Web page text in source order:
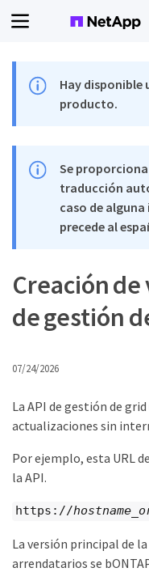
Hay disponible
producto.
Se
traducción
caso de
precede al
Creación de
de gestión
07/24/2026
La API de gestión de
actualizaciones sin
Por ejemplo, esta URL
la API.
https://
La versión principal de
arrendatarios se